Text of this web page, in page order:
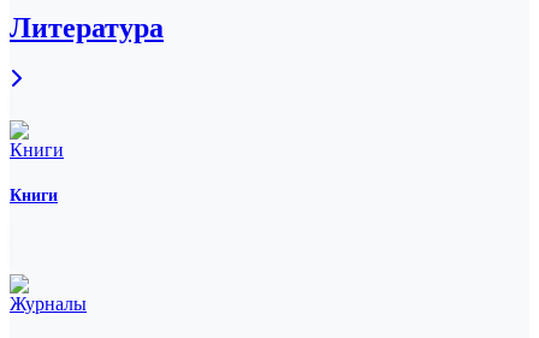
Литература
Книги